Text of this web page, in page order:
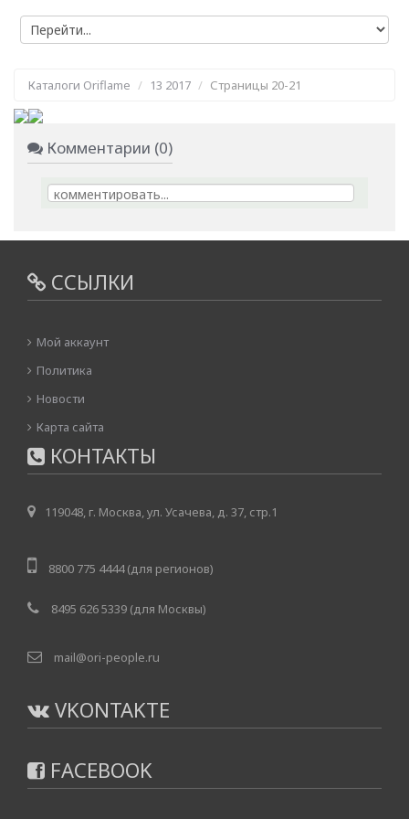
Каталоги Oriflame 13 2017 Страницы 20-21
Комментарии (0)
ССЫЛКИ
Мой аккаунт
Политика
Новости
Карта сайта
КОНТАКТЫ
119048, г. Москва, ул. Усачева, д. 37, стр.1
8800 775 4444 (для регионов)
8495 626 5339 (для Москвы)
mail@ori-people.ru
VKONTAKTE
FACEBOOK